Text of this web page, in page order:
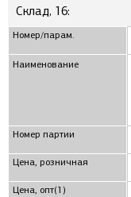
Склад, 16:
Номер/парам.
Наименование
Номер партии
Цена, розничная
Цена, опт(1)